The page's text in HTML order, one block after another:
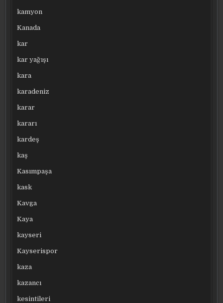
kamyon
Kanada
kar
kar yağışı
kara
karadeniz
karar
kararı
kardeş
kaş
Kasımpaşa
kask
Kavga
Kaya
kayseri
Kayserispor
kaza
kazancı
kesintileri